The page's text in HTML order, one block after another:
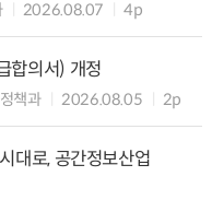
2026.08.07 4p
합의서) 개정
책과 2026.08.05 2p
대로, 공간정보산업